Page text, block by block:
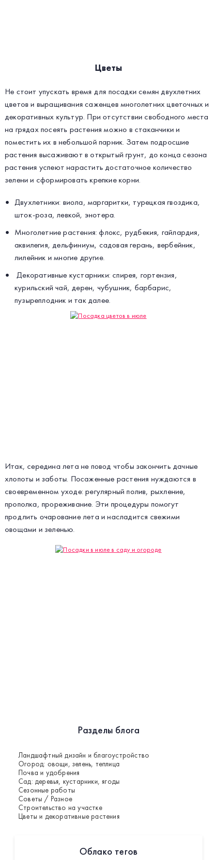
Разделы блога
Ландшафтный дизайн и благоустройство
Огород: овощи, зелень, теплица
Почва и удобрения
Сад: деревья, кустарники, ягоды
Сезонные работы
Советы / Разное
Строительство на участке
Цветы и декоративные растения
Облако тегов
Цветы
Не стоит упускать время для посадки семян двухлетних
цветов и выращивания саженцев многолетних цветочных и
декоративных культур. При отсутствии свободного места
на грядах посеять растения можно в стаканчики и
поместить их в небольшой парник. Затем подросшие
растения высаживают в открытый грунт, до конца сезона
растения успеют нарастить достаточное количество
зелени и сформировать крепкие корни.
Двухлетники: виола, маргаритки, турецкая гвоздика,
шток-роза, левкой, энотера.
Многолетние растения: флокс, рудбекия, гайлардия,
аквилегия, дельфиниум, садовая герань, вербейник,
лилейник и многие другие.
Декоративные кустарники: спирея, гортензия,
курильский чай, дерен, чубушник, барбарис,
пузыреплодник и так далее.
Итак, середина лета не повод чтобы закончить дачные
хлопоты и заботы. Посаженные растения нуждаются в
своевременном уходе: регулярный полив, рыхление,
прополка, прореживание. Эти процедуры помогут
продлить очарование лета и насладится свежими
овощами и зеленью.